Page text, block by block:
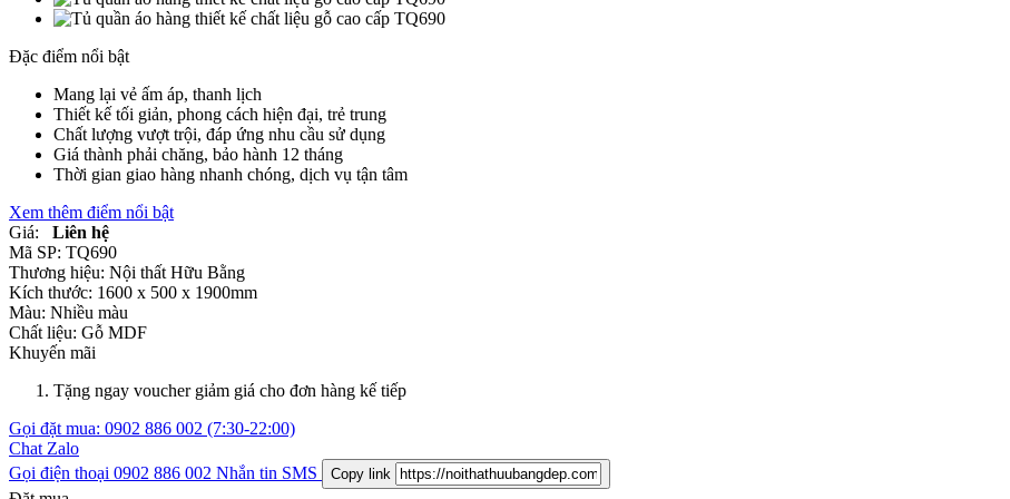
Đặc điểm nổi bật
Mang lại vẻ ấm áp, thanh lịch
Thiết kế tối giản, phong cách hiện đại, trẻ trung
Chất lượng vượt trội, đáp ứng nhu cầu sử dụng
Giá thành phải chăng, bảo hành 12 tháng
Thời gian giao hàng nhanh chóng, dịch vụ tận tâm
Xem thêm điểm nổi bật
Giá:
Liên hệ
Mã SP: TQ690
Thương hiệu: Nội thất Hữu Bằng
Kích thước: 1600 x 500 x 1900mm
Màu: Nhiều màu
Chất liệu: Gỗ MDF
Khuyến mãi
Tặng ngay voucher giảm giá cho đơn hàng kế tiếp
Gọi đặt mua: 0902 886 002 (7:30-22:00)
Chat Zalo
Gọi điện thoại 0902 886 002 Nhắn tin SMS Copy link